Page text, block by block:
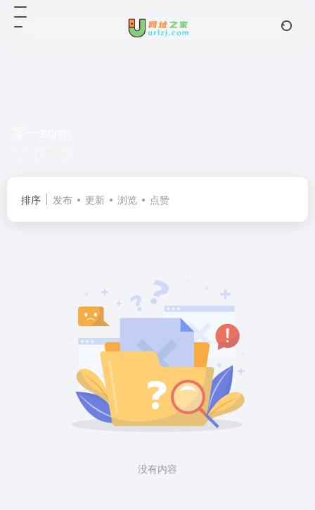
排序 发布 更新 浏览 点赞
没有内容